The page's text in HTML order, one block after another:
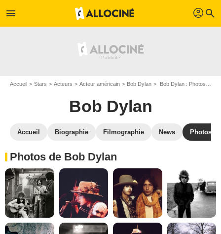
menu profil search
Accueil Stars Acteurs Acteur américain Bob Dylan Bob Dylan : Photos de ses films et séries
Bob Dylan
Accueil Biographie Filmographie News Photos
Photos de Bob Dylan